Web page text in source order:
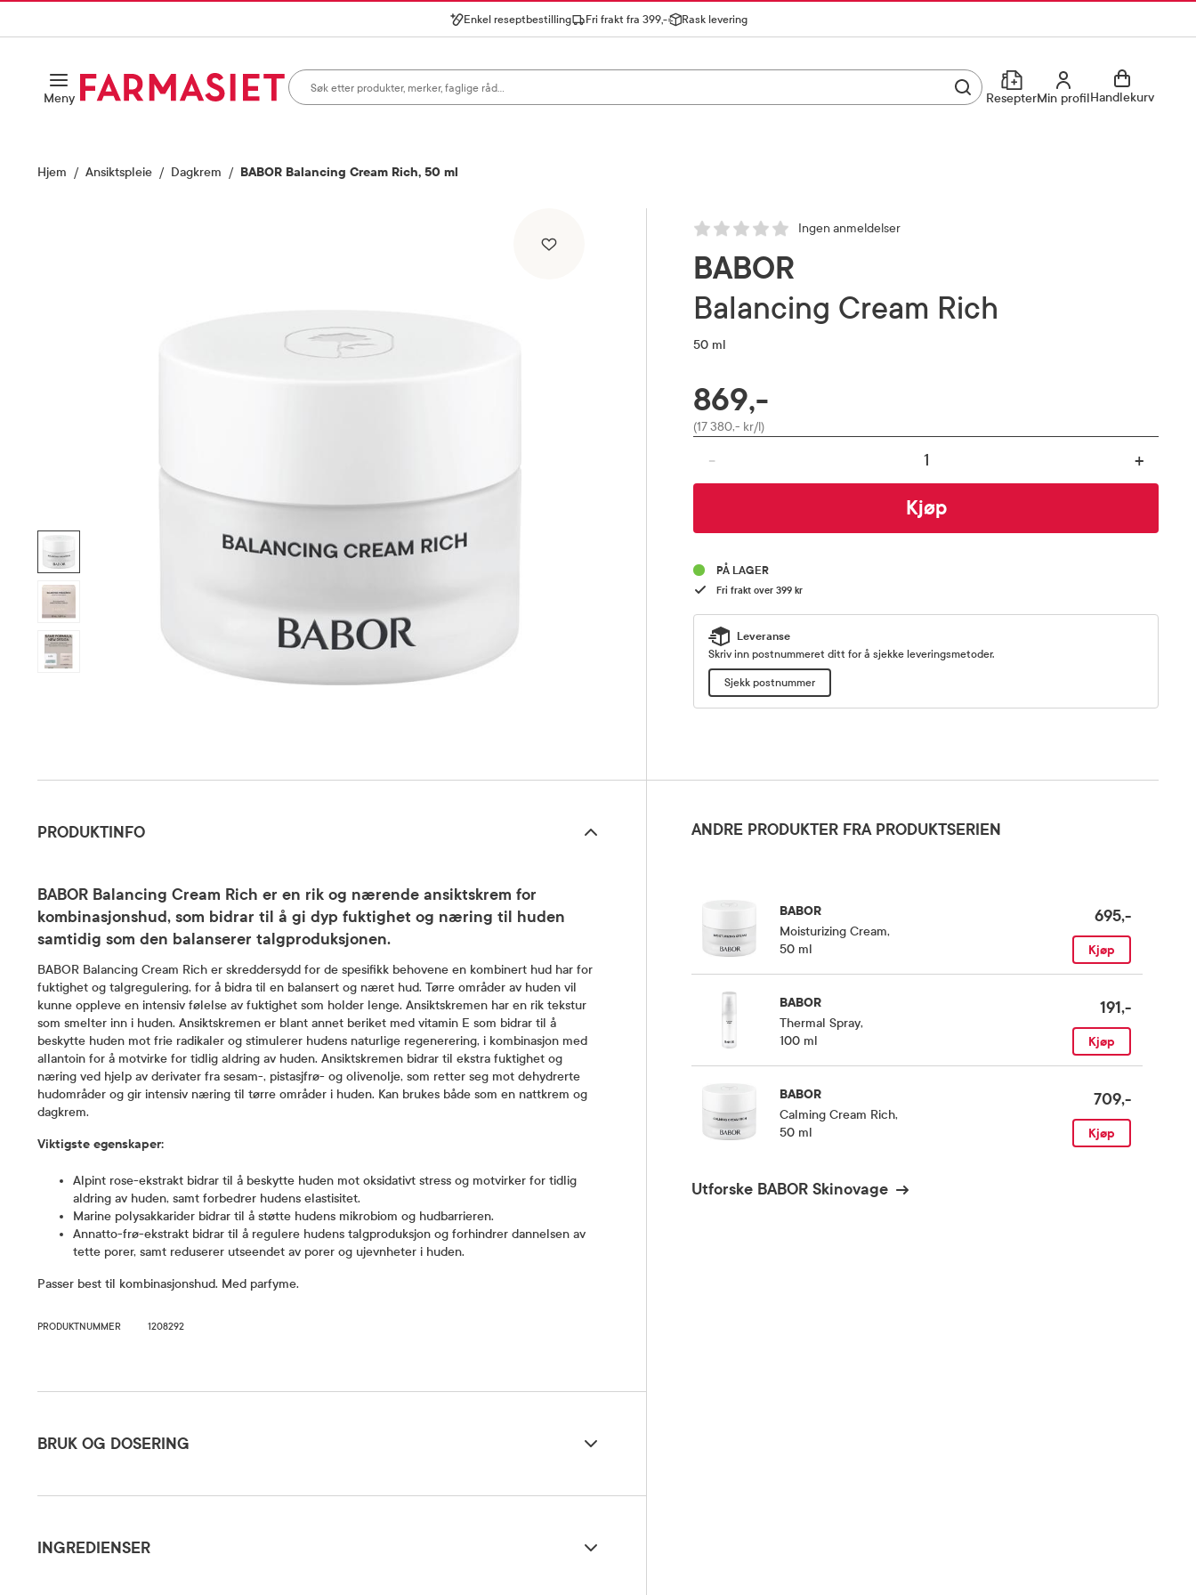
Enkel reseptbestilling Fri frakt fra 399,- Rask levering
INNHOLD
MenyÅpne
Søk i apotek
Utfør søkResepterMin profilMin profilHandlekurv
Hjem Ansiktspleie Dagkrem BABOR Balancing Cream Rich, 50 ml
Ingen anmeldelser
BABOR
Balancing Cream Rich
50 ml
RABATTPROSENT
Pris
869,-
(17 380,- kr/l)
- +
Kjøp
PÅ LAGER
Fri frakt over 399 kr
Leveranse
Skriv inn postnummeret ditt for å sjekke leveringsmetoder.
Sjekk postnummer
PRODUKTINFO
BABOR Balancing Cream Rich er en rik og nærende ansiktskrem for
kombinasjonshud, som bidrar til å gi dyp fuktighet og næring til huden
samtidig som den balanserer talgproduksjonen.
BABOR Balancing Cream Rich er skreddersydd for de spesifikk behovene en kombinert hud har for
fuktighet og talgregulering, for å bidra til en balansert og næret hud. Tørre områder av huden vil
kunne oppleve en intensiv følelse av fuktighet som holder lenge. Ansiktskremen har en rik tekstur
som smelter inn i huden. Ansiktskremen er blant annet beriket med vitamin E som bidrar til å
beskytte huden mot frie radikaler og stimulerer hudens naturlige regenerering, i kombinasjon med
allantoin for å motvirke for tidlig aldring av huden. Ansiktskremen bidrar til ekstra fuktighet og
næring ved hjelp av derivater fra sesam-, pistasjfrø- og olivenolje, som retter seg mot dehydrerte
hudområder og gir intensiv næring til tørre områder i huden. Kan brukes både som en nattkrem og
dagkrem.
Viktigste egenskaper:
Alpint rose-ekstrakt bidrar til å beskytte huden mot oksidativt stress og motvirker for tidlig
aldring av huden, samt forbedrer hudens elastisitet.
Marine polysakkarider bidrar til å støtte hudens mikrobiom og hudbarrieren.
Annatto-frø-ekstrakt bidrar til å regulere hudens talgproduksjon og forhindrer dannelsen av
tette porer, samt reduserer utseendet av porer og ujevnheter i huden.
Passer best til kombinasjonshud. Med parfyme.
PRODUKTNUMMER 1208292
BRUK OG DOSERING
Dosering og bruksområde
INGREDIENSER
ANDRE PRODUKTER FRA PRODUKTSERIEN
BABOR
Moisturizing Cream,
50 ml
695,-
Kjøp
BABOR
Thermal Spray,
100 ml
191,-
Kjøp
BABOR
Calming Cream Rich,
50 ml
709,-
Kjøp
Utforske BABOR Skinovage